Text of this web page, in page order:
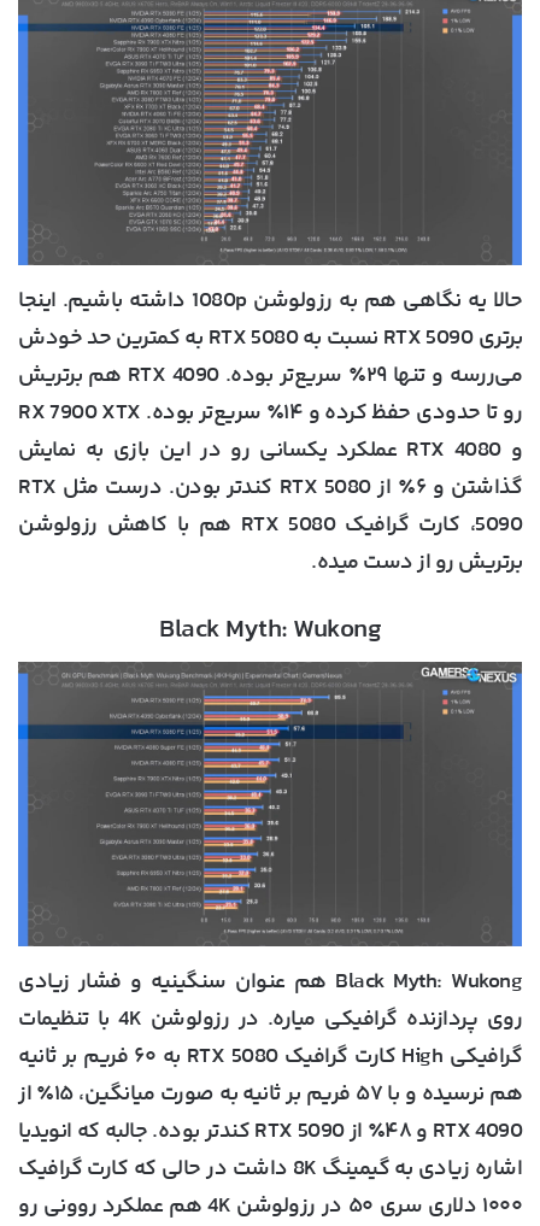
حالا یه نگاهی هم به رزولوشن 1080p داشته باشیم. اینجا
برتری RTX 5090 نسبت به RTX 5080 به کمترین حد خودش
می‌ررسه و تنها ۲۹٪ سریع‌تر بوده. RTX 4090 هم برتریش
رو تا حدودی حفظ کرده و ۱۴٪ سریع‌تر بوده. RX 7900 XTX
و RTX 4080 عملکرد یکسانی رو در این بازی به نمایش
گذاشتن و ۶٪ از RTX 5080 کندتر بودن. درست مثل RTX
5090، کارت گرافیک RTX 5080 هم با کاهش رزولوشن
برتریش رو از دست میده.
Black Myth: Wukong
Black Myth: Wukong هم عنوان سنگینیه و فشار زیادی
روی پردازنده گرافیکی میاره. در رزولوشن 4K با تنظیمات
گرافیکی High کارت گرافیک RTX 5080 به ۶۰ فریم بر ثانیه
هم نرسیده و با ۵۷ فریم بر ثانیه به صورت میانگین، ۱۵٪ از
RTX 4090 و ۴۸٪ از RTX 5090 کندتر بوده. جالبه که انویدیا
اشاره زیادی به گیمینگ 8K داشت در حالی که کارت گرافیک
۱۰۰۰ دلاری سری ۵۰ در رزولوشن 4K هم عملکرد روونی رو